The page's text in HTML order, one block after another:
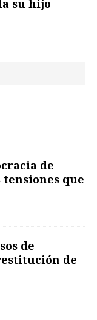
su hijo
de
tensiones que
de
de